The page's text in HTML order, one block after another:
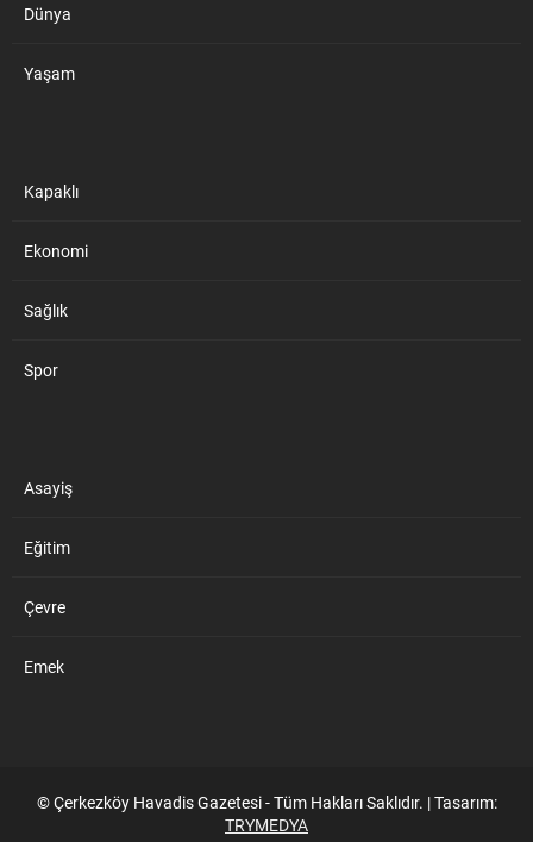
Dünya
Yaşam
Kapaklı
Ekonomi
Sağlık
Spor
Asayiş
Eğitim
Çevre
Emek
© Çerkezköy Havadis Gazetesi - Tüm Hakları Saklıdır. | Tasarım:
TRYMEDYA